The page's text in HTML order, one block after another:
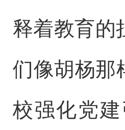
释着教育的
们像胡杨那
校强化党